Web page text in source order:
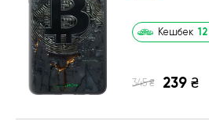
Кешбек 12
345 ₴ 239 ₴